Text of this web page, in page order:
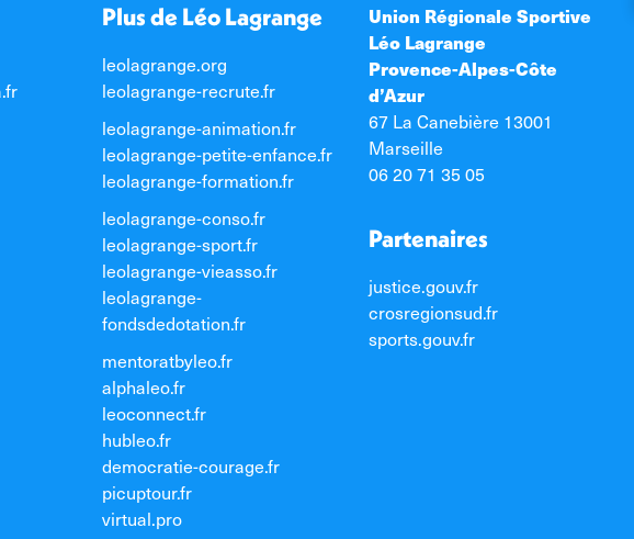
Plus de Léo Lagrange
leolagrange.org
leolagrange-recrute.fr
leolagrange-animation.fr
leolagrange-petite-enfance.fr
leolagrange-formation.fr
leolagrange-conso.fr
leolagrange-sport.fr
leolagrange-vieasso.fr
leolagrange-
fondsdedotation.fr
mentoratbyleo.fr
alphaleo.fr
leoconnect.fr
hubleo.fr
democratie-courage.fr
picuptour.fr
virtual.pro
Union Régionale Sportive
Léo Lagrange
Provence-Alpes-Côte
d’Azur
67 La Canebière 13001
Marseille
06 20 71 35 05
Partenaires
justice.gouv.fr
crosregionsud.fr
sports.gouv.fr